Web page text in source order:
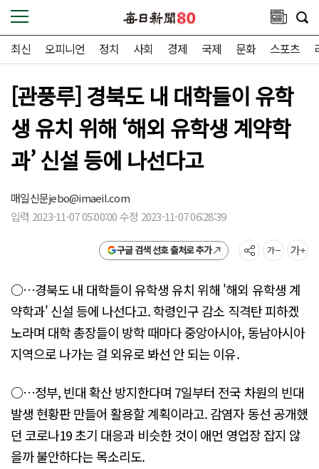
최신 오피니언 정치 사회 경제 국제 문화 스포츠
[관풍루] 경북도 내 대학들이 유학
생 유치 위해 ‘해외 유학생 계약학
과’ 신설 등에 나선다고
매일신문jebo@imaeil.com
입력 2023-11-07 05:00:00 수정 2023-11-07 06:28:39
구글 검색 선호 출처로 추가
○…경북도 내 대학들이 유학생 유치 위해 '해외 유학생 계
약학과' 신설 등에 나선다고. 학령인구 감소 직격탄 피하겠
노라며 대학 총장들이 방학 때마다 중앙아시아, 동남아시아
지역으로 나가는 걸 외유로 봐선 안 되는 이유.
○…정부, 빈대 확산 방지한다며 7일부터 전국 차원의 빈대
발생 현황판 만들어 활용할 계획이라고. 감염자 동선 공개했
던 코로나19 초기 대응과 비슷한 것이 애먼 영업장 잡지 않
을까 불안하다는 목소리도.